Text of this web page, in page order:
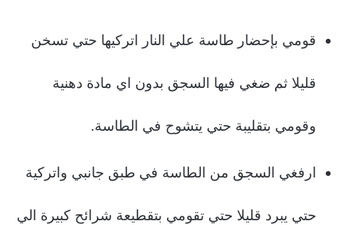
قومي بإحضار طاسة علي النار اتركيها حتي تسخن
قليلا ثم ضغي فيها السجق بدون اي مادة دهنية
وقومي بتقليبة حتي يتشوح في الطاسة.
ارفغي السجق من الطاسة في طبق جانبي واتركية
حتي يبرد قليلا حتي تقومي بتقطيعة شرائح كبيرة الي